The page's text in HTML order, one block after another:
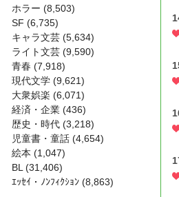
ホラー (8,503)
SF (6,735)
キャラ文芸 (5,634)
ライト文芸 (9,590)
青春 (7,918)
現代文学 (9,621)
大衆娯楽 (6,071)
経済・企業 (436)
歴史・時代 (3,218)
児童書・童話 (4,654)
絵本 (1,047)
BL (31,406)
ｴｯｾｲ・ﾉﾝﾌｨｸｼｮﾝ (8,863)